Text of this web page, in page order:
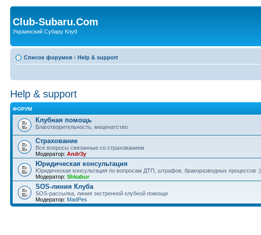
Club-Subaru.Com
Украинский Субару Клуб
Список форумов ‹ Help & support
Help & support
ФОРУМ
Клубная помощь
Благотворительность, меценатство
Страхование
Все вопросы связанные со страхованием
Модератор: Andr3y
Юридическая консультация
Юридическая консультация по вопросам ДТП, штрафов, бракоразводных процессов :)
Модератор: Shkabur
SOS-линия Клуба
SOS-рассылка, линия экстренной клубной помощи
Модератор: MadPes